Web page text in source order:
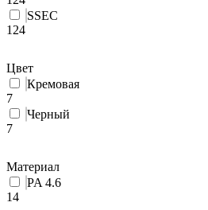
SSEC
124
Цвет
Кремовая
7
Черный
7
Материал
PA 4.6
14